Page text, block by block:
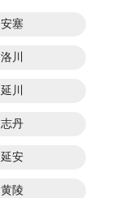
安塞
洛川
延川
志丹
延安
黄陵